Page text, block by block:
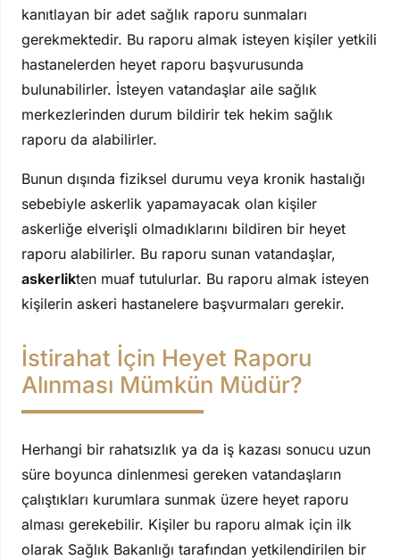
kanıtlayan bir adet sağlık raporu sunmaları
gerekmektedir. Bu raporu almak isteyen kişiler yetkili
hastanelerden heyet raporu başvurusunda
bulunabilirler. İsteyen vatandaşlar aile sağlık
merkezlerinden durum bildirir tek hekim sağlık
raporu da alabilirler.
Bunun dışında fiziksel durumu veya kronik hastalığı
sebebiyle askerlik yapamayacak olan kişiler
askerliğe elverişli olmadıklarını bildiren bir heyet
raporu alabilirler. Bu raporu sunan vatandaşlar,
askerlikten muaf tutulurlar. Bu raporu almak isteyen
kişilerin askeri hastanelere başvurmaları gerekir.
İstirahat İçin Heyet Raporu
Alınması Mümkün Müdür?
Herhangi bir rahatsızlık ya da iş kazası sonucu uzun
süre boyunca dinlenmesi gereken vatandaşların
çalıştıkları kurumlara sunmak üzere heyet raporu
alması gerekebilir. Kişiler bu raporu almak için ilk
olarak Sağlık Bakanlığı tarafından yetkilendirilen bir